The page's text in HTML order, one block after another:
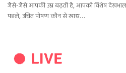
जैसे-जैसे आपकी उम्र बढ़ती है, आपको विशेष
पहले, उचित पोषण कौन से खाद्य…